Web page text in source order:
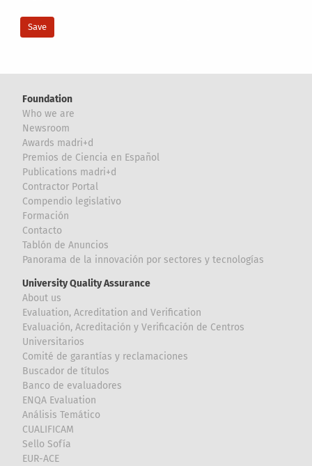
Foundation
Who we are
Newsroom
Awards madri+d
Premios de Ciencia en Español
Publications madri+d
Contractor Portal
Compendio legislativo
Formación
Contacto
Tablón de Anuncios
Panorama de la innovación por sectores y tecnologías
University Quality Assurance
About us
Evaluation, Acreditation and Verification
Evaluación, Acreditación y Verificación de Centros
Universitarios
Comité de garantías y reclamaciones
Buscador de títulos
Banco de evaluadores
ENQA Evaluation
Análisis Temático
CUALIFICAM
Sello Sofía
EUR-ACE